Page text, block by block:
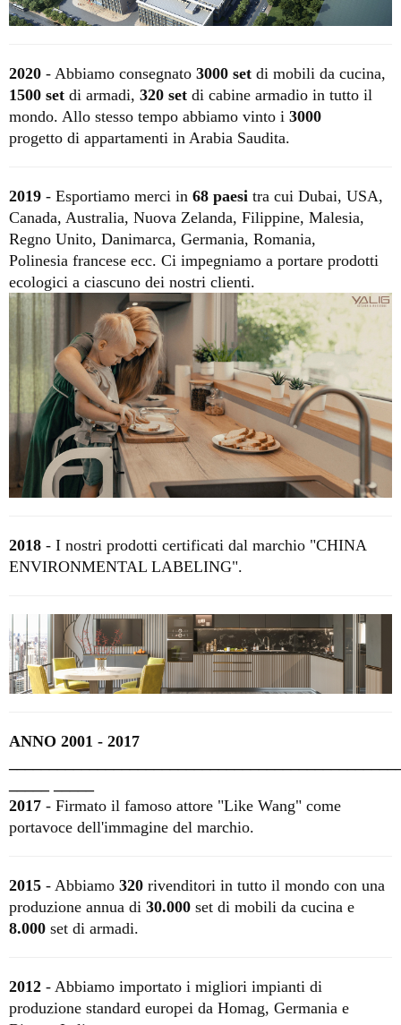
2020 - Abbiamo consegnato 3000 set di mobili da cucina,
1500 set di armadi, 320 set di cabine armadio in tutto il
mondo. Allo stesso tempo abbiamo vinto i 3000
progetto di appartamenti in Arabia Saudita.
2019 - Esportiamo merci in 68 paesi tra cui Dubai, USA,
Canada, Australia, Nuova Zelanda, Filippine, Malesia,
Regno Unito, Danimarca, Germania, Romania,
Polinesia francese ecc. Ci impegniamo a portare prodotti
ecologici a ciascuno dei nostri clienti.
2018 - I nostri prodotti certificati dal marchio "CHINA
ENVIRONMENTAL LABELING".
ANNO 2001 - 2017
2017 - Firmato il famoso attore "Like Wang" come
portavoce dell'immagine del marchio.
2015 - Abbiamo 320 rivenditori in tutto il mondo con una
produzione annua di 30.000 set di mobili da cucina e
8.000 set di armadi.
2012 - Abbiamo importato i migliori impianti di
produzione standard europei da Homag, Germania e